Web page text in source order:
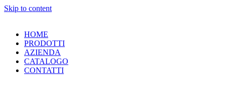
Skip to content
HOME
PRODOTTI
AZIENDA
CATALOGO
CONTATTI